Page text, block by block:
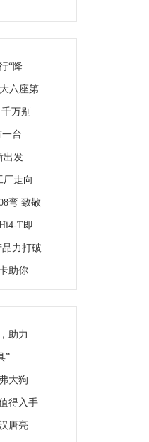
“降
六座第
万别
台
出发
厂走向
弯 致敬
T即
力打破
助你
助力
”
大狗
得入手
唐亮